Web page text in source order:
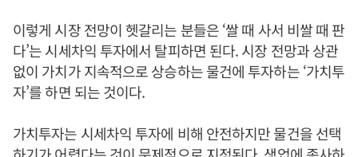
이렇게 시장 전망이 헷갈리는 분들은 ‘쌀 때 사서 비쌀 때 판
다’는 시세차익 투자에서 탈피하면 된다. 시장 전망과 상관
없이 가치가 지속적으로 상승하는 물건에 투자하는 ‘가치투
자’를 하면 되는 것이다.
가치투자는 시세차익 투자에 비해 안전하지만 물건을 선택